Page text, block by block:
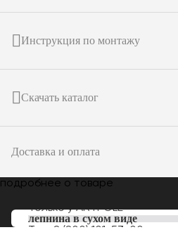
Инструкция по монтажу
Скачать каталог
Доставка и оплата
подробнее о товаре
Только уARTPOLE
лепнина в сухом виде
Тел: 8 (800) 101-53-00